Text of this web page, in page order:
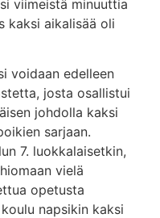
viimeistä minuuttia
kaksi aikalisää oli
voidaan edelleen
josta osallistui
johdolla kaksi
sarjaan.
7. luokkalaisetkin,
vielä
opetusta
napsikin kaksi